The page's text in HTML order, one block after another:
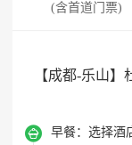
(含首道门票)
【成都-乐山
 早餐： 选择酒